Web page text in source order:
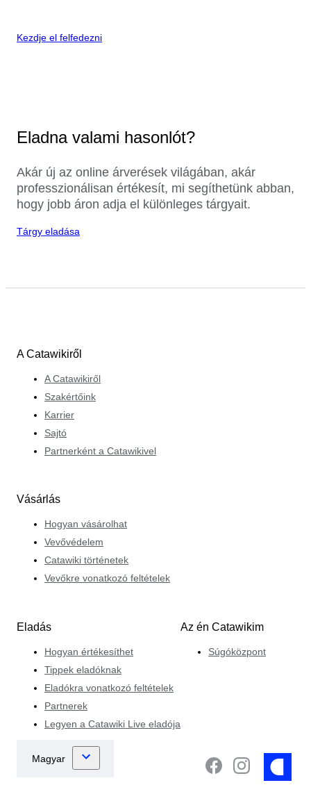
Kezdje el felfedezni
Eladna valami hasonlót?
Akár új az online árverések világában, akár
professzionálisan értékesít, mi segíthetünk abban,
hogy jobb áron adja el különleges tárgyait.
Tárgy eladása
A Catawikiről
A Catawikiről
Szakértőink
Karrier
Sajtó
Partnerként a Catawikivel
Vásárlás
Hogyan vásárolhat
Vevővédelem
Catawiki történetek
Vevőkre vonatkozó feltételek
Eladás
Hogyan értékesíthet
Tippek eladóknak
Eladókra vonatkozó feltételek
Partnerek
Legyen a Catawiki Live eladója
Az én Catawikim
Súgóközpont